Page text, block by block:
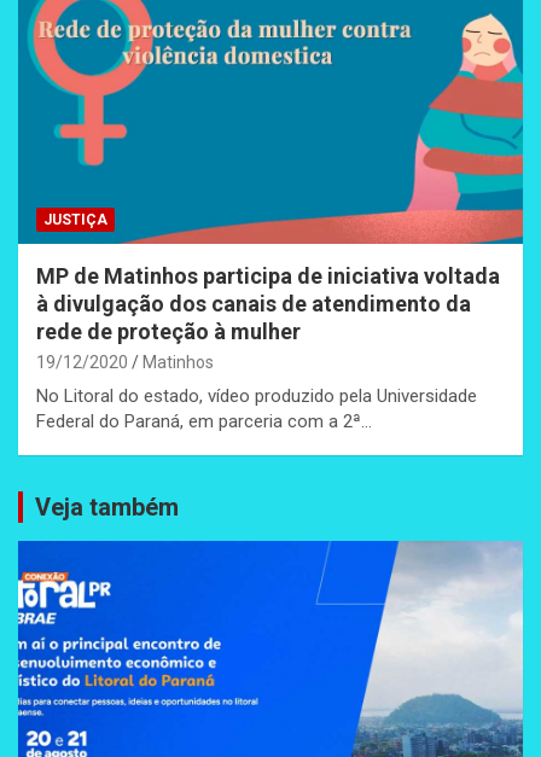
JUSTIÇA
MP de Matinhos participa de iniciativa voltada
à divulgação dos canais de atendimento da
rede de proteção à mulher
19/12/2020 Matinhos
No Litoral do estado, vídeo produzido pela Universidade
Federal do Paraná, em parceria com a 2ª…
Veja também